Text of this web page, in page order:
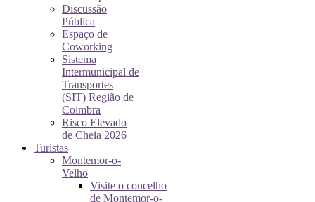
Discussão
Pública
Espaço de
Coworking
Sistema
Intermunicipal de
Transportes
(SIT) Região de
Coimbra
Risco Elevado
de Cheia 2026
Turistas
Montemor-o-
Velho
Visite o concelho
de Montemor-o-